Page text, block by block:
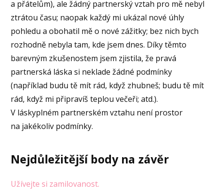
a přátelům), ale žádný partnerský vztah pro mě nebyl
ztrátou času; naopak každý mi ukázal nové úhly
pohledu a obohatil mě o nové zážitky; bez nich bych
rozhodně nebyla tam, kde jsem dnes. Díky těmto
barevným zkušenostem jsem zjistila, že pravá
partnerská láska si neklade žádné podmínky
(například budu tě mít rád, když zhubneš; budu tě mít
rád, když mi připravíš teplou večeři; atd.).
V láskyplném partnerském vztahu není prostor
na jakékoliv podmínky.
Nejdůležitější body na závěr
Užívejte si zamilovanost.